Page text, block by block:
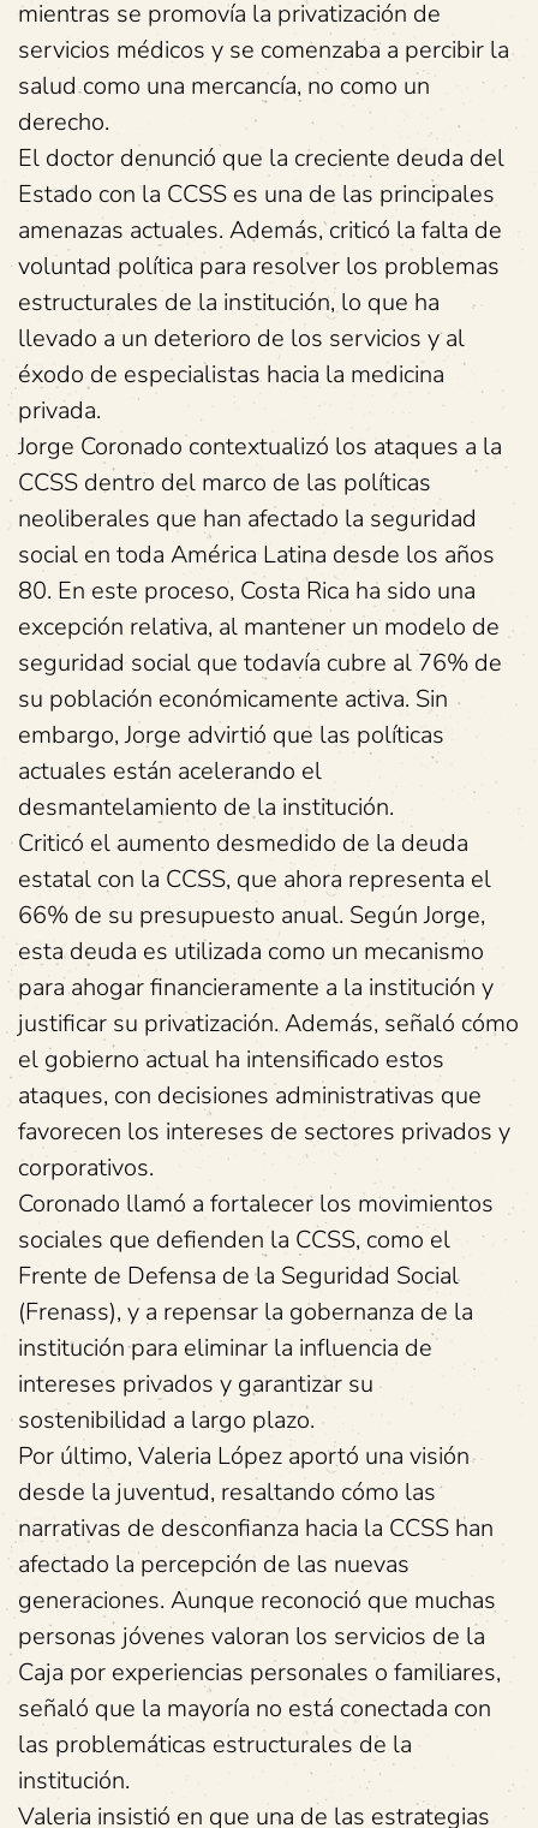
mientras se promovía la privatización de
servicios médicos y se comenzaba a percibir la
salud como una mercancía, no como un
derecho.
El doctor denunció que la creciente deuda del
Estado con la CCSS es una de las principales
amenazas actuales. Además, criticó la falta de
voluntad política para resolver los problemas
estructurales de la institución, lo que ha
llevado a un deterioro de los servicios y al
éxodo de especialistas hacia la medicina
privada.
Jorge Coronado contextualizó los ataques a la
CCSS dentro del marco de las políticas
neoliberales que han afectado la seguridad
social en toda América Latina desde los años
80. En este proceso, Costa Rica ha sido una
excepción relativa, al mantener un modelo de
seguridad social que todavía cubre al 76% de
su población económicamente activa. Sin
embargo, Jorge advirtió que las políticas
actuales están acelerando el
desmantelamiento de la institución.
Criticó el aumento desmedido de la deuda
estatal con la CCSS, que ahora representa el
66% de su presupuesto anual. Según Jorge,
esta deuda es utilizada como un mecanismo
para ahogar financieramente a la institución y
justificar su privatización. Además, señaló cómo
el gobierno actual ha intensificado estos
ataques, con decisiones administrativas que
favorecen los intereses de sectores privados y
corporativos.
Coronado llamó a fortalecer los movimientos
sociales que defienden la CCSS, como el
Frente de Defensa de la Seguridad Social
(Frenass), y a repensar la gobernanza de la
institución para eliminar la influencia de
intereses privados y garantizar su
sostenibilidad a largo plazo.
Por último, Valeria López aportó una visión
desde la juventud, resaltando cómo las
narrativas de desconfianza hacia la CCSS han
afectado la percepción de las nuevas
generaciones. Aunque reconoció que muchas
personas jóvenes valoran los servicios de la
Caja por experiencias personales o familiares,
señaló que la mayoría no está conectada con
las problemáticas estructurales de la
institución.
Valeria insistió en que una de las estrategias